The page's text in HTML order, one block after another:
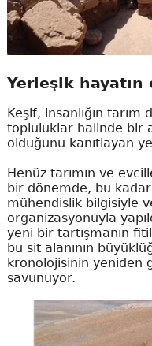
Yerleşik
Keşif, insanlığın
topluluklar halinde bir
olduğunu kanıtlayan
Henüz tarımın ve
bir dönemde, bu kadar
mühendislik bilgisiyle
organizasyonuyla
yeni bir tartışmanın
bu sit alanının
kronolojisinin yeniden
savunuyor.